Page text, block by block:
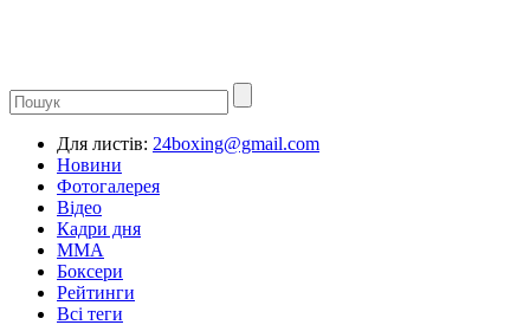
Для листів: 24boxing@gmail.com
Новини
Фотогалерея
Відео
Кадри дня
ММА
Боксери
Рейтинги
Всі теги